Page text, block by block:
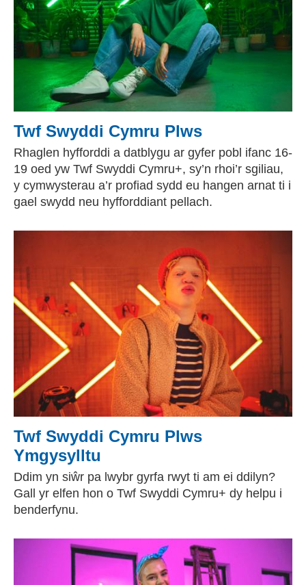
Twf Swyddi Cymru Plws
Rhaglen hyfforddi a datblygu ar gyfer pobl ifanc 16-
19 oed yw Twf Swyddi Cymru+, sy’n rhoi’r sgiliau,
y cymwysterau a’r profiad sydd eu hangen arnat ti i
gael swydd neu hyfforddiant pellach.
Twf Swyddi Cymru Plws
Ymgysylltu
Ddim yn siŵr pa lwybr gyrfa rwyt ti am ei ddilyn?
Gall yr elfen hon o Twf Swyddi Cymru+ dy helpu i
benderfynu.